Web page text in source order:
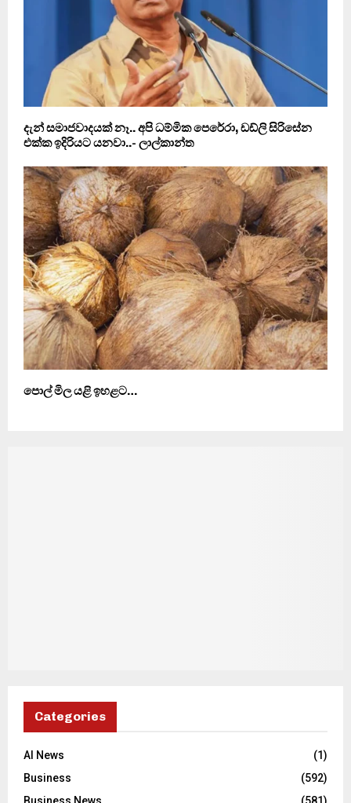
දැන් සමාජවාදයක් නෑ.. අපි ධම්මික පෙරේරා, ඩඩ්ලි සිරිසේන
එක්ක ඉදිරියට යනවා..- ලාල්කාන්ත
පොල් මිල යළි ඉහළට…
Categories
AI News
(1)
Business
(592)